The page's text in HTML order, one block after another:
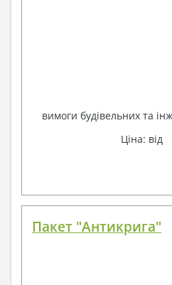
вимоги будівельних та
Ціна: від
Пакет "Антикрига"